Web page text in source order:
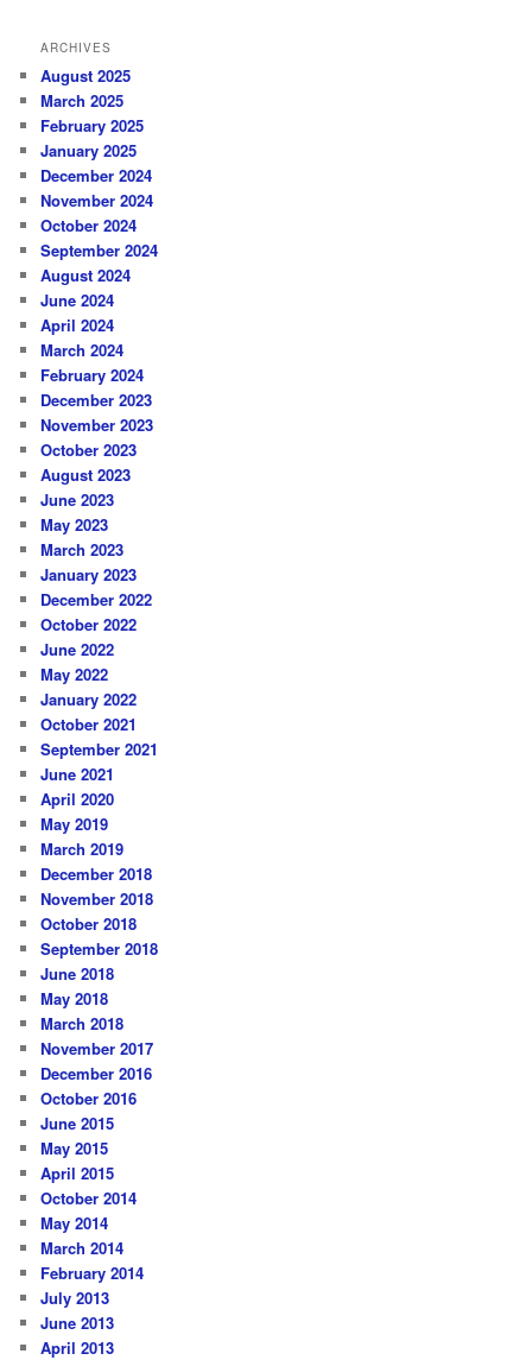
ARCHIVES
August 2025
March 2025
February 2025
January 2025
December 2024
November 2024
October 2024
September 2024
August 2024
June 2024
April 2024
March 2024
February 2024
December 2023
November 2023
October 2023
August 2023
June 2023
May 2023
March 2023
January 2023
December 2022
October 2022
June 2022
May 2022
January 2022
October 2021
September 2021
June 2021
April 2020
May 2019
March 2019
December 2018
November 2018
October 2018
September 2018
June 2018
May 2018
March 2018
November 2017
December 2016
October 2016
June 2015
May 2015
April 2015
October 2014
May 2014
March 2014
February 2014
July 2013
June 2013
April 2013